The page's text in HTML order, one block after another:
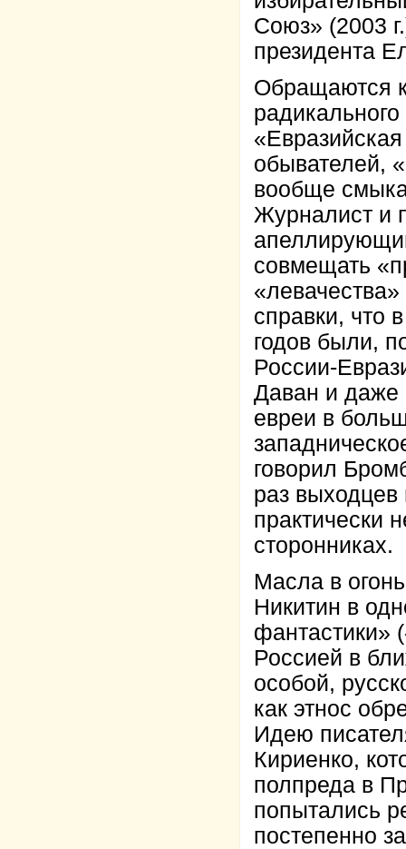
Союз» (2003
президента
Обращаются
обывателей,
вообще
Журналист и
совмещать
справки, что
годов были,
России-
Даван и даже
евреи в
говорил
раз выходцев
практически
сторонниках.
Масла в
Никитин в
фантастики»
Россией в
особой,
как этнос
Идею
Кириенко,
полпреда в
попытались
постепенно